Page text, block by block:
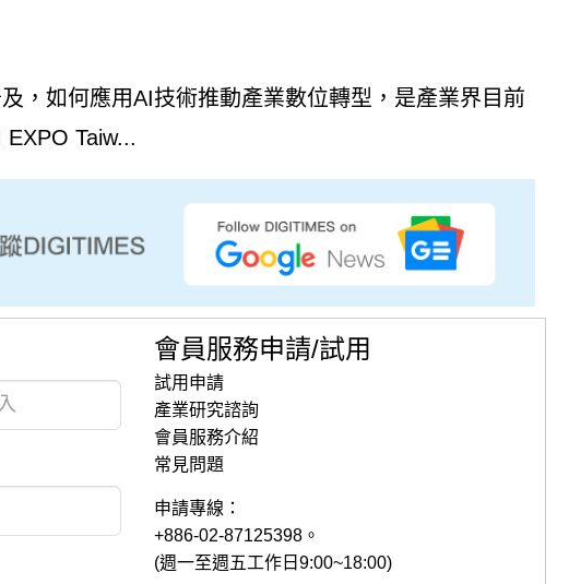
，如何應用AI技術推動產業數位轉型，是產業界目前
Taiw...
會員服務申請/試用
試用申請
產業研究諮詢
會員服務介紹
常見問題
申請專線：
+886-02-87125398。
(週一至週五工作日9:00~18:00)